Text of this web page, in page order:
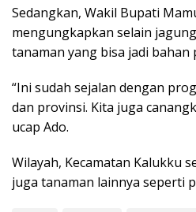
Sedangkan, Wakil Bupati
mengungkapkan selain
tanaman yang bisa jadi bahan
“Ini sudah sejalan dengan
dan provinsi. Kita juga
ucap Ado.
Wilayah, Kecamatan Kalukku
juga tanaman lainnya seperti